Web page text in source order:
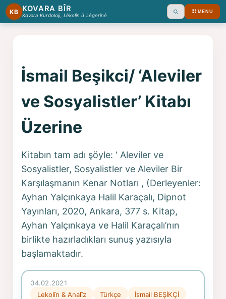
KB KOVARA BÎR
Kovara Kurdoloji, Lêkolîn û Lêgerînê Ara MENU
İsmail Beşikci/ ‘Aleviler
ve Sosyalistler’ Kitabı
Üzerine
Kitabın tam adı şöyle: ‘ Aleviler ve
Sosyalistler, Sosyalistler ve Aleviler Bir
Karşılaşmanın Kenar Notları , (Derleyenler:
Ayhan Yalçınkaya Halil Karaçalı, Dipnot
Yayınları, 2020, Ankara, 377 s. Kitap,
Ayhan Yalçınkaya ve Halil Karaçalı’nın
birlikte hazırladıkları sunuş yazısıyla
başlamaktadır.
04.02.2021
Lekolîn & Analîz
Türkçe İsmail BEŞİKÇİ